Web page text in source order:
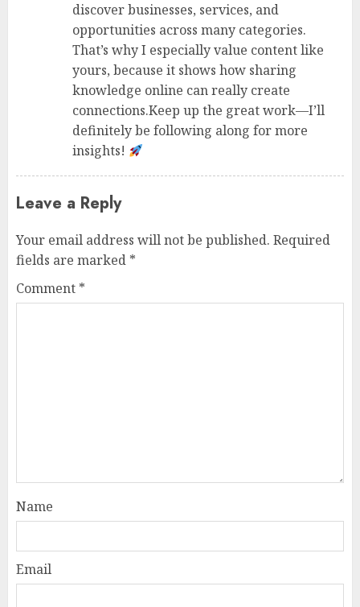
discover businesses, services, and
opportunities across many categories.
That’s why I especially value content like
yours, because it shows how sharing
knowledge online can really create
connections.Keep up the great work—I’ll
definitely be following along for more
insights!
Leave a Reply
Your email address will not be published. Required
fields are marked *
Comment *
Name
Email